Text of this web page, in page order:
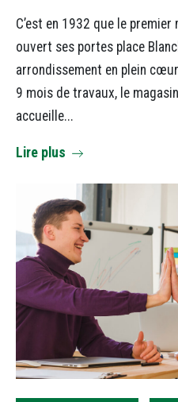
C’est en 1932 que le
ouvert ses portes place
arrondissement en plein
9 mois de travaux, le
accueille...
Lire plus